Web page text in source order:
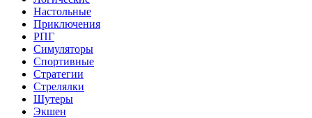
Настольные
Приключения
РПГ
Симуляторы
Спортивные
Стратегии
Стрелялки
Шутеры
Экшен